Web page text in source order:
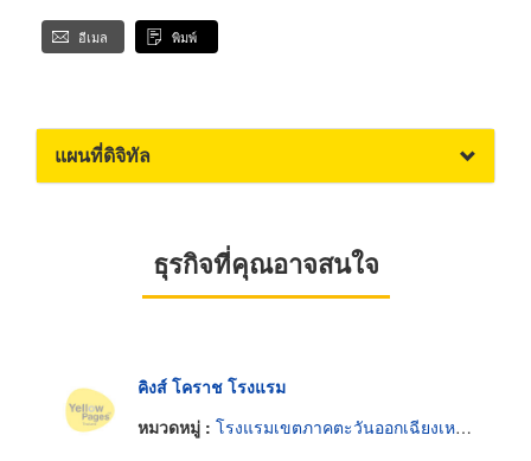
อีเมล พิมพ์
แผนที่ดิจิทัล
ธุรกิจที่คุณอาจสนใจ
คิงส์ โคราช โรงแรม
หมวดหมู่ : โรงแรมเขตภาคตะวันออกเฉียงเหนือ